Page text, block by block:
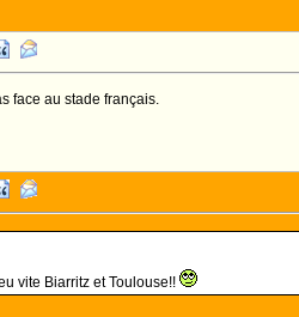
face au stade français.
vite Biarritz et Toulouse!!